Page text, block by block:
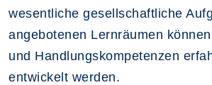
wesentliche gesellschaftliche
angebotenen Lernräumen
und Handlungskompetenzen
entwickelt werden.